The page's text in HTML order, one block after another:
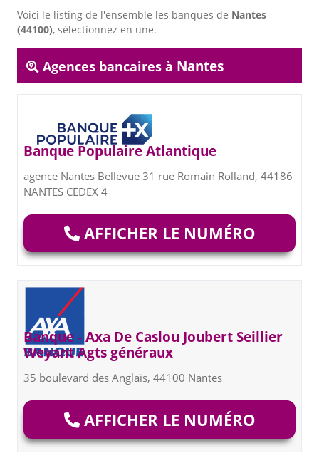
Voici le listing de l'ensemble les banques de Nantes
(44100), sélectionnez en une.
Agences bancaires à Nantes
Banque Populaire Atlantique
agence Nantes Bellevue 31 rue Romain Rolland, 44186
NANTES CEDEX 4
AFFICHER LE NUMÉRO
Banque - Axa De Caslou Joubert Seillier
Weyant Agts généraux
35 boulevard des Anglais, 44100 Nantes
AFFICHER LE NUMÉRO